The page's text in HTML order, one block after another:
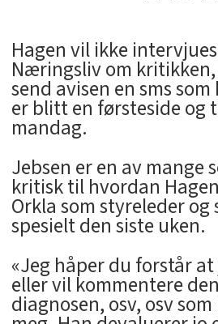
Hagen vil ikke
Næringsliv om
send avisen en sms
er blitt en førsteside og
mandag.
Jebsen er en av mange
kritisk til hvordan
Orkla som styreleder
spesielt den siste uken.
«Jeg håper du forstår
eller vil kommentere
diagnosen, osv, osv